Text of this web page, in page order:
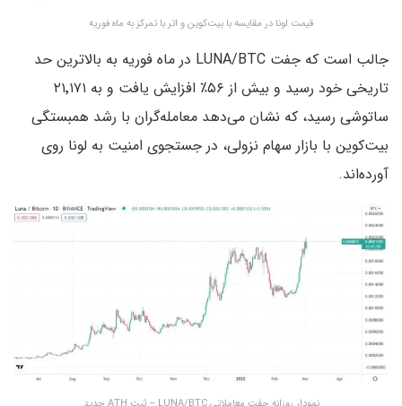
قیمت لونا در مقایسه با بیت‌کوین و اتر با تمرکز به ماه فوریه
جالب است که جفت LUNA/BTC در ماه فوریه به بالاترین حد
تاریخی خود رسید و بیش از ۵۶٪ افزایش یافت و به ۲۱٬۱۷۱
ساتوشی رسید، که نشان می‌دهد معامله‌گران با رشد همبستگی
بیت‌کوین با بازار سهام نزولی، در جستجوی امنیت به لونا روی
آورده‌اند.